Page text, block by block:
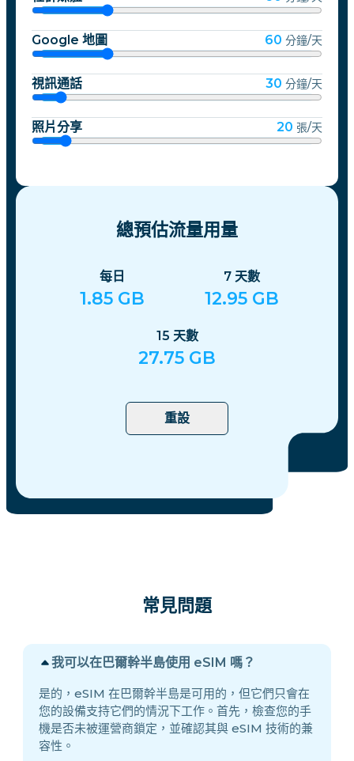
Google 地圖 60 分鐘/天
視訊通話 30 分鐘/天
照片分享 20 張/天
總預估流量用量
每日
1.85 GB
7 天數
12.95 GB
15 天數
27.75 GB
重設
常見問題
我可以在巴爾幹半島使用 eSIM 嗎？
是的，eSIM 在巴爾幹半島是可用的，但它們只會在
您的設備支持它們的情況下工作。首先，檢查您的手
機是否未被運營商鎖定，並確認其與 eSIM 技術的兼
容性。